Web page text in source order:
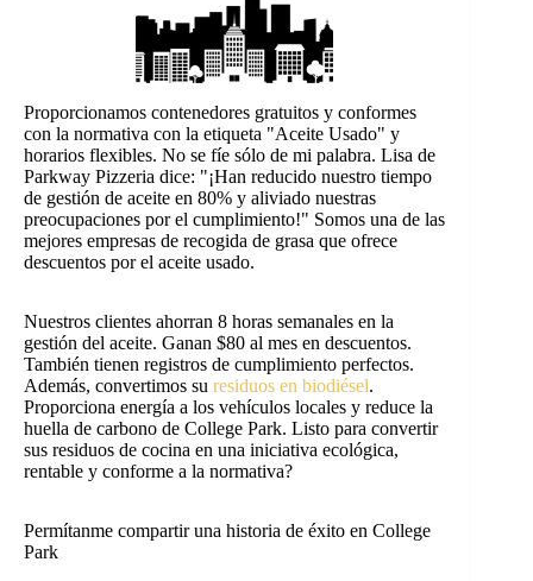
Proporcionamos contenedores gratuitos y conformes
con la normativa con la etiqueta "Aceite Usado" y
horarios flexibles. No se fíe sólo de mi palabra. Lisa de
Parkway Pizzeria dice: "¡Han reducido nuestro tiempo
de gestión de aceite en 80% y aliviado nuestras
preocupaciones por el cumplimiento!" Somos una de las
mejores empresas de recogida de grasa que ofrece
descuentos por el aceite usado.
Nuestros clientes ahorran 8 horas semanales en la
gestión del aceite. Ganan $80 al mes en descuentos.
También tienen registros de cumplimiento perfectos.
Además, convertimos su residuos en biodiésel.
Proporciona energía a los vehículos locales y reduce la
huella de carbono de College Park. Listo para convertir
sus residuos de cocina en una iniciativa ecológica,
rentable y conforme a la normativa?
Permítanme compartir una historia de éxito en College
Park